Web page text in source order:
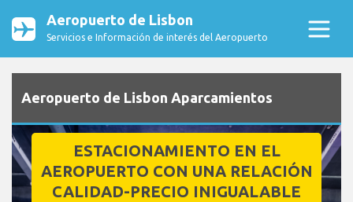
Aeropuerto de Lisbon
Servicios e Información de interés del Aeropuerto
Aeropuerto de Lisbon Aparcamientos
ESTACIONAMIENTO EN EL
AEROPUERTO CON UNA RELACIÓN
CALIDAD-PRECIO INIGUALABLE